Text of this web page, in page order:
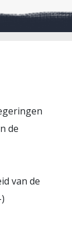
de
van de